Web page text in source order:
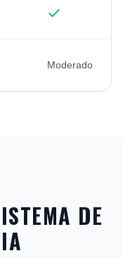
Moderado
DE